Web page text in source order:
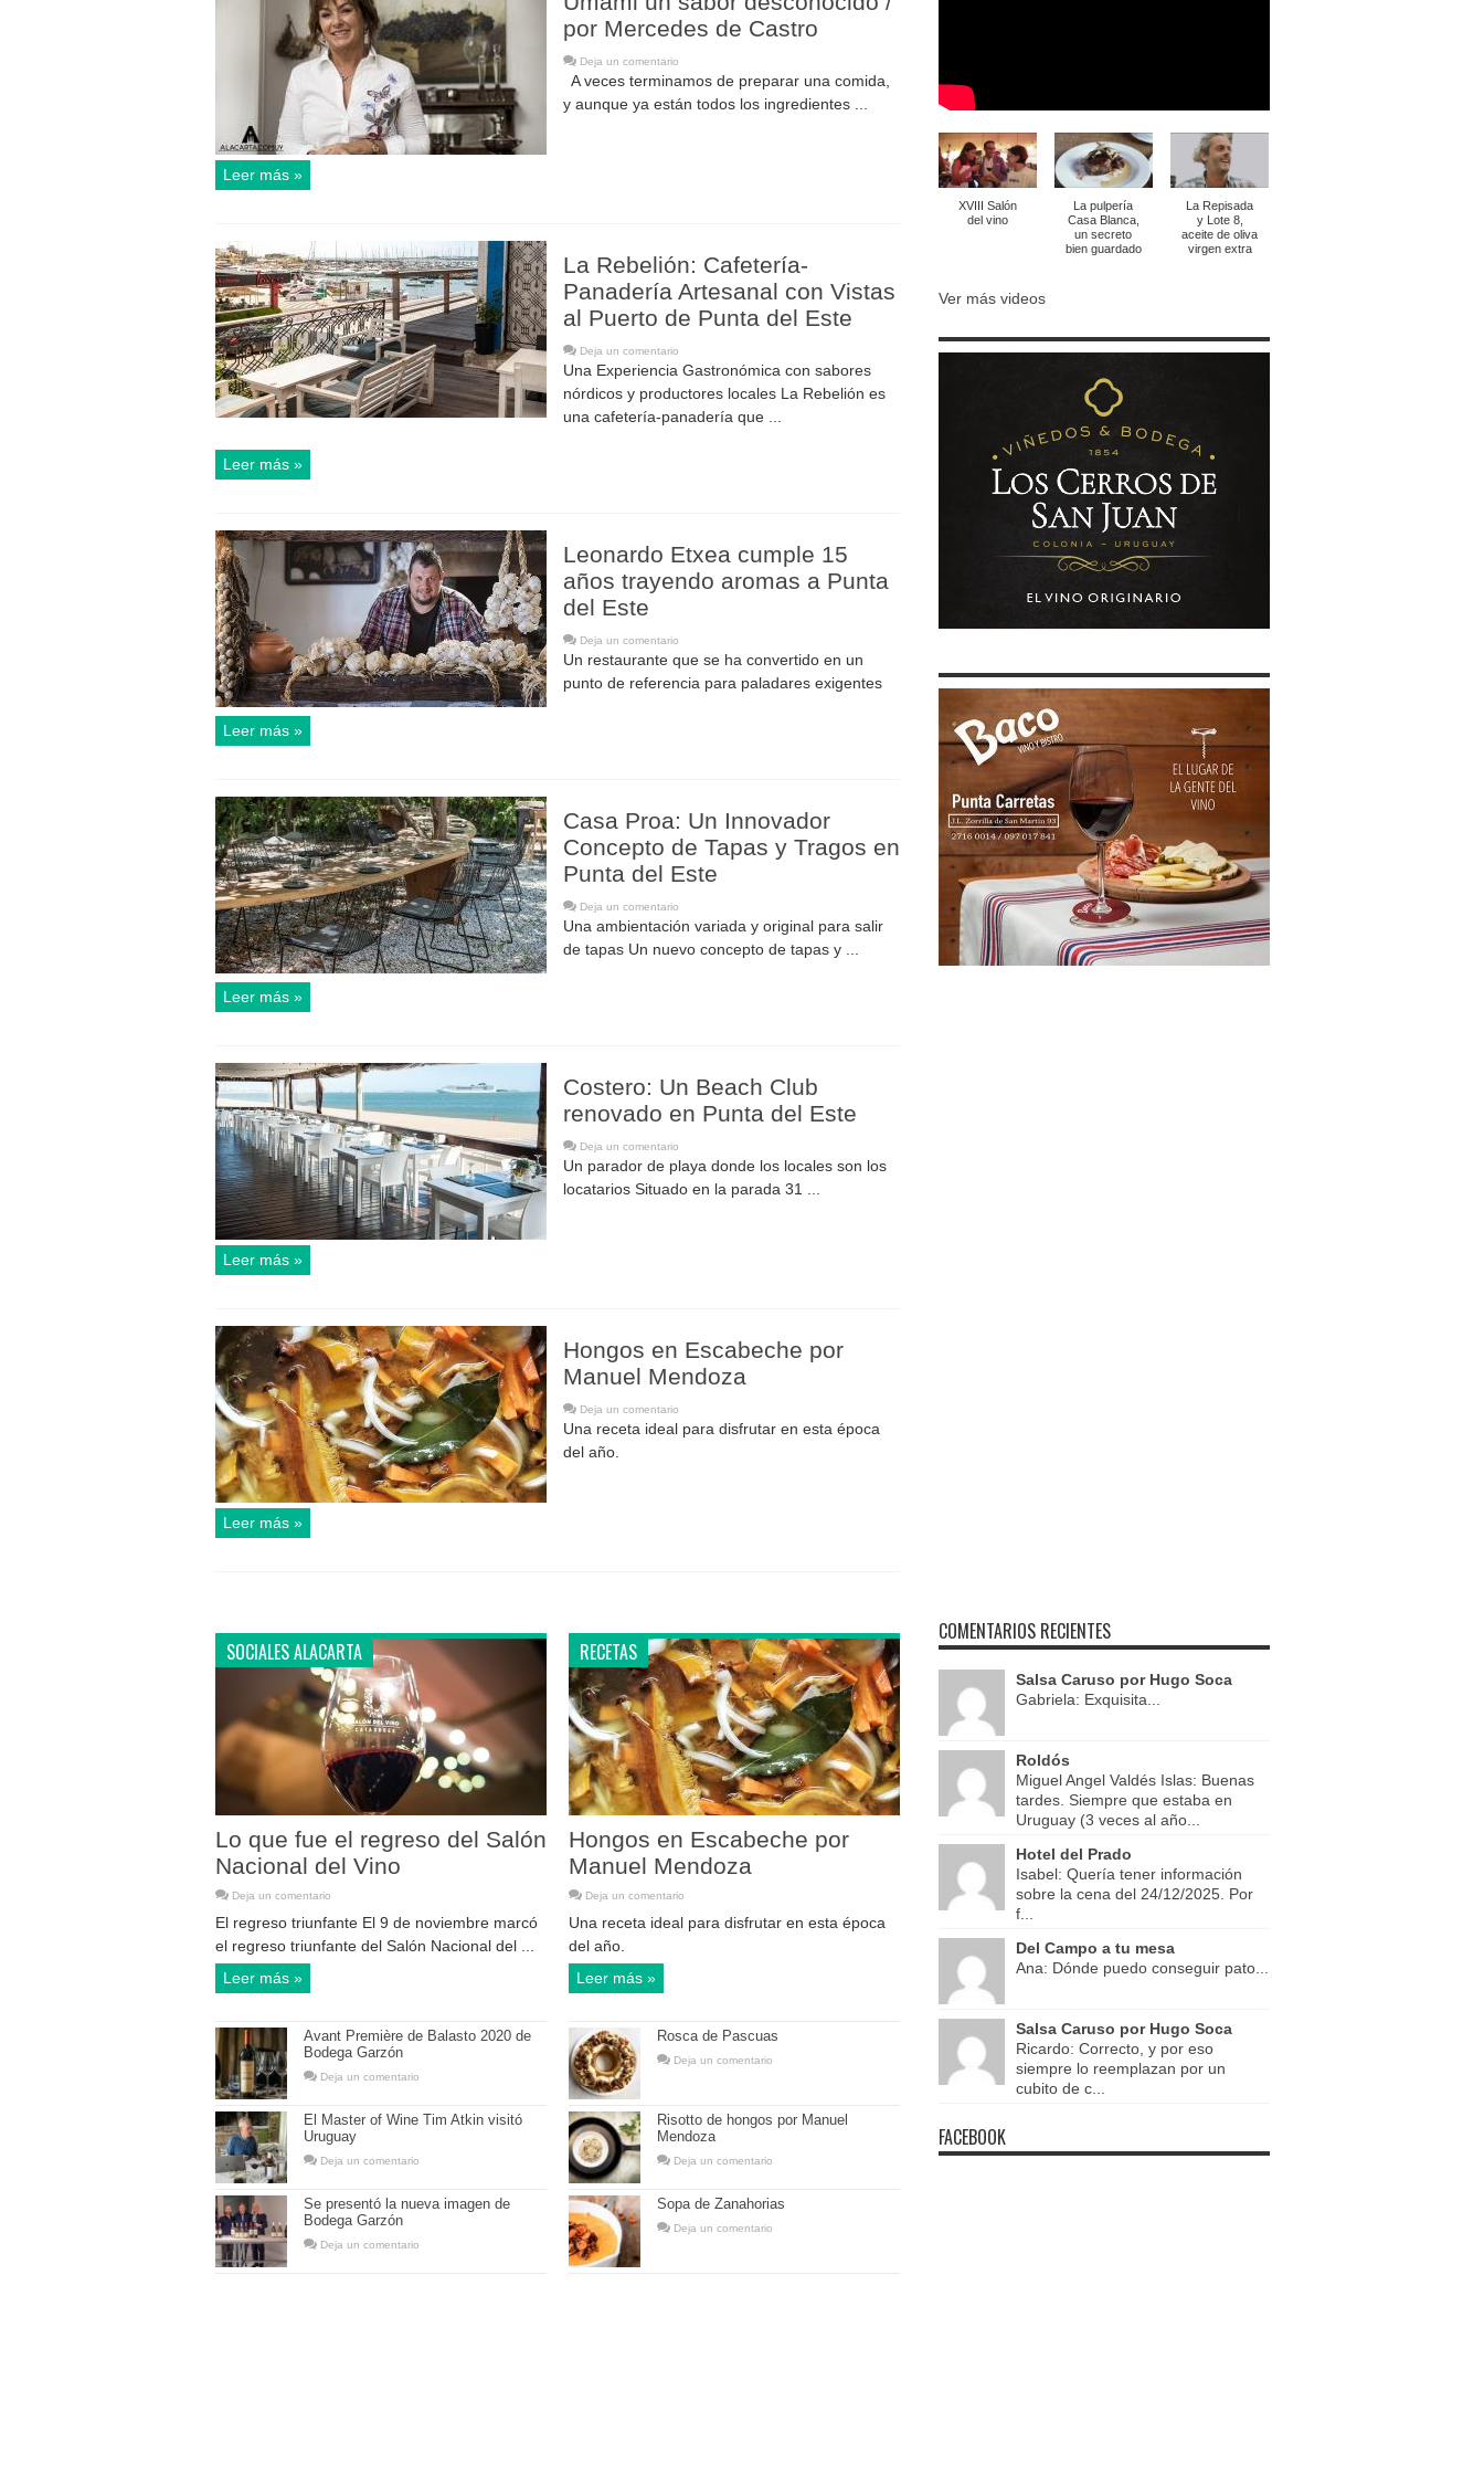
por Mercedes de Castro
Deja un comentario
A veces terminamos de preparar una comida,
y aunque ya están todos los ingredientes ...
Leer más »
La Rebelión: Cafetería-
Panadería Artesanal con Vistas
al Puerto de Punta del Este
Deja un comentario
Una Experiencia Gastronómica con sabores
nórdicos y productores locales La Rebelión es
una cafetería-panadería que ...
Leer más »
Leonardo Etxea cumple 15
años trayendo aromas a Punta
del Este
Deja un comentario
Un restaurante que se ha convertido en un
punto de referencia para paladares exigentes
Leer más »
Casa Proa: Un Innovador
Concepto de Tapas y Tragos en
Punta del Este
Deja un comentario
Una ambientación variada y original para salir
de tapas Un nuevo concepto de tapas y ...
Leer más »
Costero: Un Beach Club
renovado en Punta del Este
Deja un comentario
Un parador de playa donde los locales son los
locatarios Situado en la parada 31 ...
Leer más »
Hongos en Escabeche por
Manuel Mendoza
Deja un comentario
Una receta ideal para disfrutar en esta época
del año.
Leer más »
XVIII Salón
del vino
La pulpería
Casa Blanca,
un secreto
bien guardado
La Repisada
y Lote 8,
aceite de oliva
virgen extra
Ver más videos
SOCIALES ALACARTA
Lo que fue el regreso del Salón
Nacional del Vino
Deja un comentario
El regreso triunfante El 9 de noviembre marcó
el regreso triunfante del Salón Nacional del ...
Leer más »
Avant Première de Balasto 2020 de
Bodega Garzón
Deja un comentario
El Master of Wine Tim Atkin visitó
Uruguay
Deja un comentario
Se presentó la nueva imagen de
Bodega Garzón
Deja un comentario
RECETAS
Hongos en Escabeche por
Manuel Mendoza
Deja un comentario
Una receta ideal para disfrutar en esta época
del año.
Leer más »
Rosca de Pascuas
Deja un comentario
Risotto de hongos por Manuel
Mendoza
Deja un comentario
Sopa de Zanahorias
Deja un comentario
COMENTARIOS RECIENTES
Salsa Caruso por Hugo Soca
Gabriela: Exquisita...
Roldós
Miguel Angel Valdés Islas: Buenas
tardes. Siempre que estaba en
Uruguay (3 veces al año...
Hotel del Prado
Isabel: Quería tener información
sobre la cena del 24/12/2025. Por
f...
Del Campo a tu mesa
Ana: Dónde puedo conseguir pato...
Salsa Caruso por Hugo Soca
Ricardo: Correcto, y por eso
siempre lo reemplazan por un
cubito de c...
FACEBOOK